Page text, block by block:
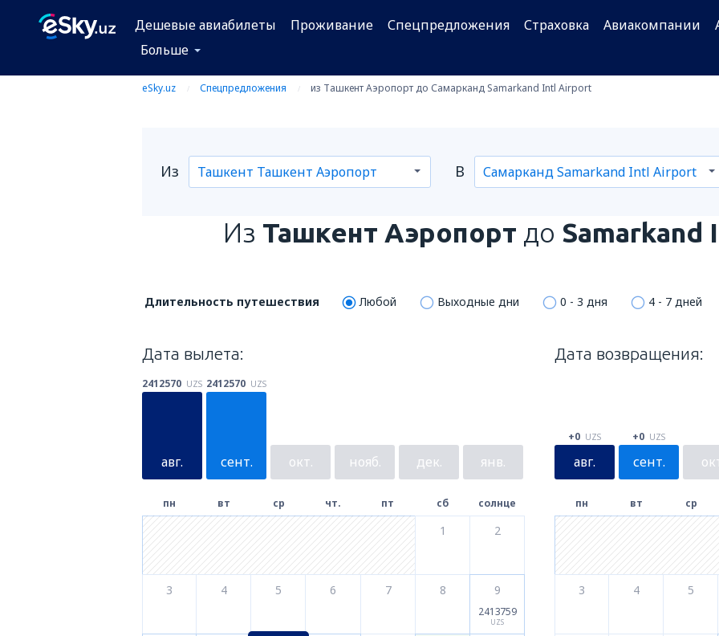
Дешевые авиабилеты Проживание Спецпредложения Страховка Авиакомпании
Больше
eSky.uz Спецпредложения из Ташкент Аэропорт до Самарканд Samarkand Intl Airport
Из В
Из Ташкент Аэропорт до
Длительность путешествия Любой Выходные дни 0 - 3 дня 4 - 7 дней
Дата вылета:
авг.
2412570 UZS
сент.
2412570 UZS
окт. нояб. дек. янв.
пн вт ср чт. пт сб солнце
1 2
3 4 5 6 7 8 9
2413759
UZS
Дата возвращения:
авг.
+0 UZS
сент.
+0 UZS
пн вт ср
3 4 5